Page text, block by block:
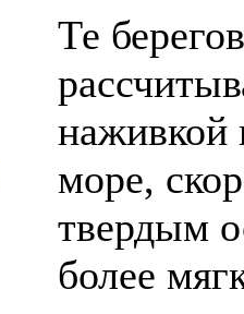
Те
наживкой
море,
твердым
более